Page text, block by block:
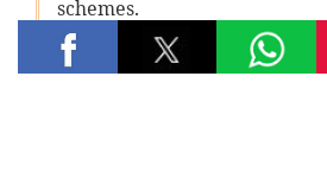
केंद्रीय पर्यावरण मंत्री भूपेंद्र यादव ने मानेसर में
महोत्सव समारोह में भाग लिया; एक पौधा भी लगाया